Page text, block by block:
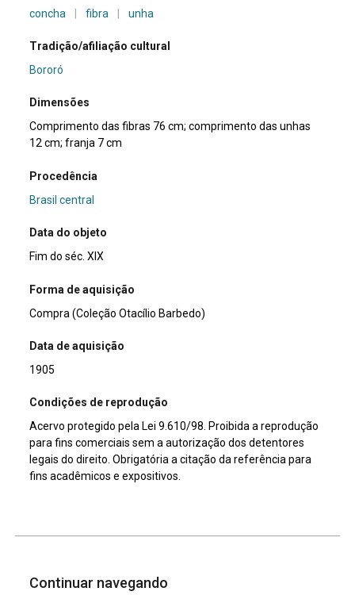
concha
fibra unha
Tradição/afiliação cultural
Bororó
Dimensões
Comprimento das fibras 76 cm; comprimento das unhas
12 cm; franja 7 cm
Procedência
Brasil central
Data do objeto
Fim do séc. XIX
Forma de aquisição
Compra (Coleção Otacílio Barbedo)
Data de aquisição
1905
Condições de reprodução
Acervo protegido pela Lei 9.610/98. Proibida a reprodução
para fins comerciais sem a autorização dos detentores
legais do direito. Obrigatória a citação da referência para
fins acadêmicos e expositivos.
Continuar navegando